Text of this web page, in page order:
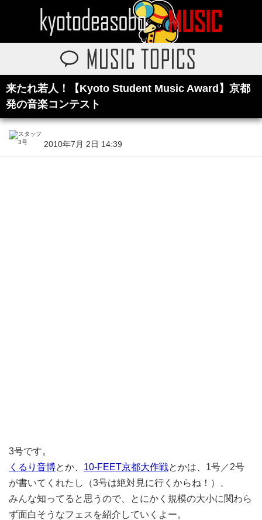
来たれ若人！【Kyoto Student Music Award】京都
発の音楽コンテスト
2010年7月 2日 14:39
3号です。
くるり音博とか、 10-FEET京都大作戦とかは、1号／2号
が書いてくれたし（3号は絶対見に行くからね！）、
みんな知ってると思うので、とにかく規模の大小に関わら
ず面白そうなフェスを紹介していくよー。